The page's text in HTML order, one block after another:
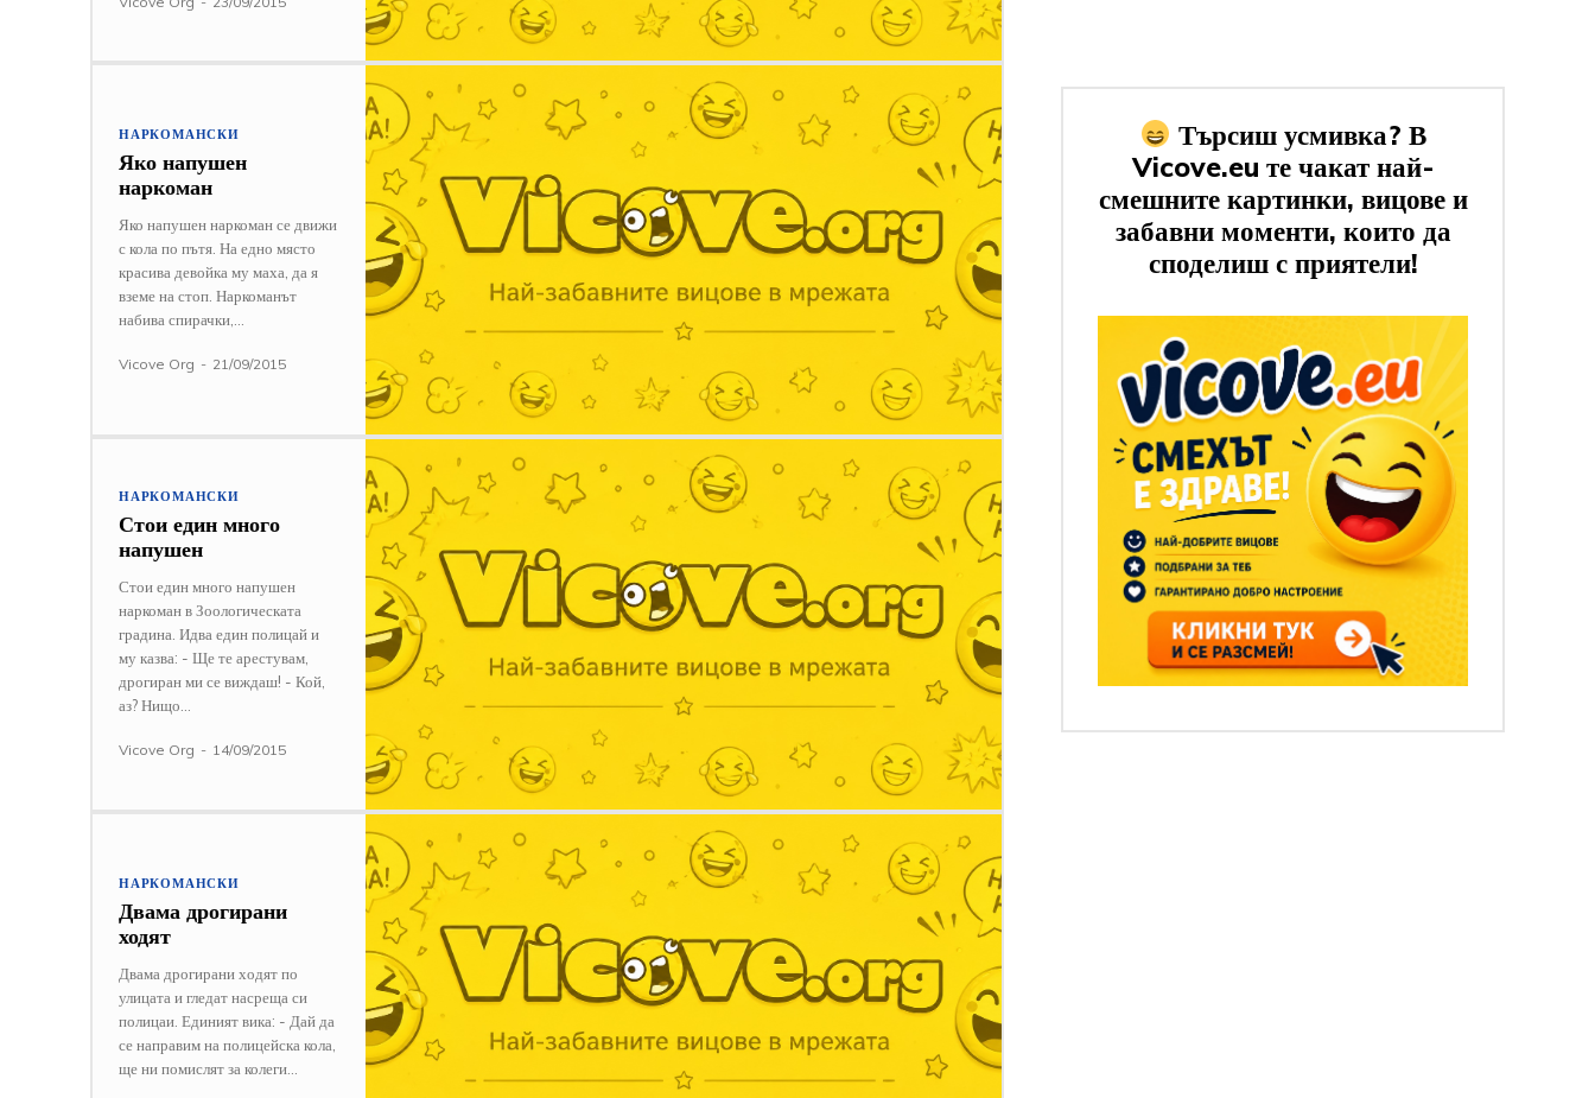
НАРКОМАНСКИ
Яко напушен
наркоман
Яко напушен наркоман се движи
с кола по пътя. На едно място
красива девойка му маха, да я
вземе на стоп. Наркоманът
набива спирачки,...
Vicove Org - 21/09/2015
НАРКОМАНСКИ
Стои един много
напушен
Стои един много напушен
наркоман в Зоологическата
градина. Идва един полицай и
му казва: - Ще те арестувам,
дрогиран ми се виждаш! - Кой,
аз? Нищо...
Vicove Org - 14/09/2015
НАРКОМАНСКИ
Двама дрогирани
ходят
Двама дрогирани ходят по
улицата и гледат насреща си
полицаи. Единият вика: - Дай да
се направим на полицейска кола,
ще ни помислят за колеги...
Търсиш усмивка? В
Vicove.eu те чакат най-
смешните картинки, вицове и
забавни моменти, които да
споделиш с приятели!